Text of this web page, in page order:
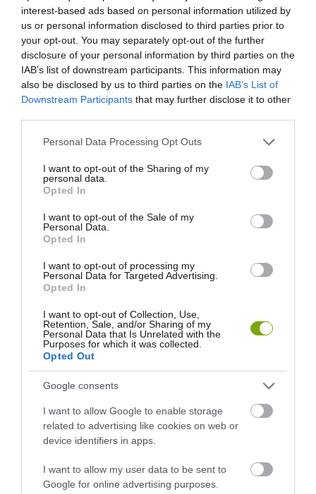
interest-based ads based on personal information utilized by
us or personal information disclosed to third parties prior to
your opt-out. You may separately opt-out of the further
disclosure of your personal information by third parties on the
IAB’s list of downstream participants. This information may
also be disclosed by us to third parties on the IAB’s List of
Downstream Participants that may further disclose it to other
Please note that this website/app uses one or more Google
not limited to your visit or usage behaviour. You may click to
grant or deny consent to Google and its third-party tags to
use your data for below specified purposes in below Google
consent section.
Personal Data Processing Opt Outs
I want to opt-out of the Sharing of my
personal data.
Opted In
I want to opt-out of the Sale of my
Personal Data.
Opted In
I want to opt-out of processing my
Personal Data for Targeted Advertising.
Opted In
I want to opt-out of Collection, Use,
Retention, Sale, and/or Sharing of my
Personal Data that Is Unrelated with the
Purposes for which it was collected.
Opted Out
Google consents
I want to allow Google to enable storage
related to advertising like cookies on web or
device identifiers in apps.
I want to allow my user data to be sent to
Google for online advertising purposes.
MIT HALLANAK A NÖVÉNYEK? – HEAVY METAL VAGY
KLASSZIKUS ZENE?
KÖVETKEZŐ CIKK
AMIKOR A FÖLD FÜSTÖLÖG – A LEGVICCESEBB NEVŰ
VULKÁNOKTÓL A LEGHANGOSABB KITÖRÉSEKIG
HASONLÓ ÉRDEKESSÉGEK
KIRÁNDULÁS PANNONHALMA
KÖRNYÉKÉN: TERMÉSZET,
TALÁLKOZÁSA
2026-08-04
HŐKUPOLA MAGYARORSZÁG
ALATTA A TERMÉSZETTEL?
2026-08-03